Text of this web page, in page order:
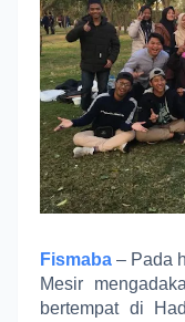
Fismaba – Pada
Mesir
bertempat di